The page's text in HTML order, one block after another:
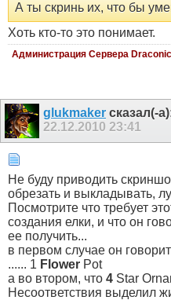
А ты скринь их, что бы
Хоть кто-то это понимает.
Администрация Сервера
glukmaker сказал(-
22.12.2010 23:41
Не буду приводить
обрезать и выкладывать,
Посмотрите что требует
создания елки, и что он
ее получить...
в первом случае он
...... 1 Flower Pot
а во втором, что 4 Star
Несоответствия выделил